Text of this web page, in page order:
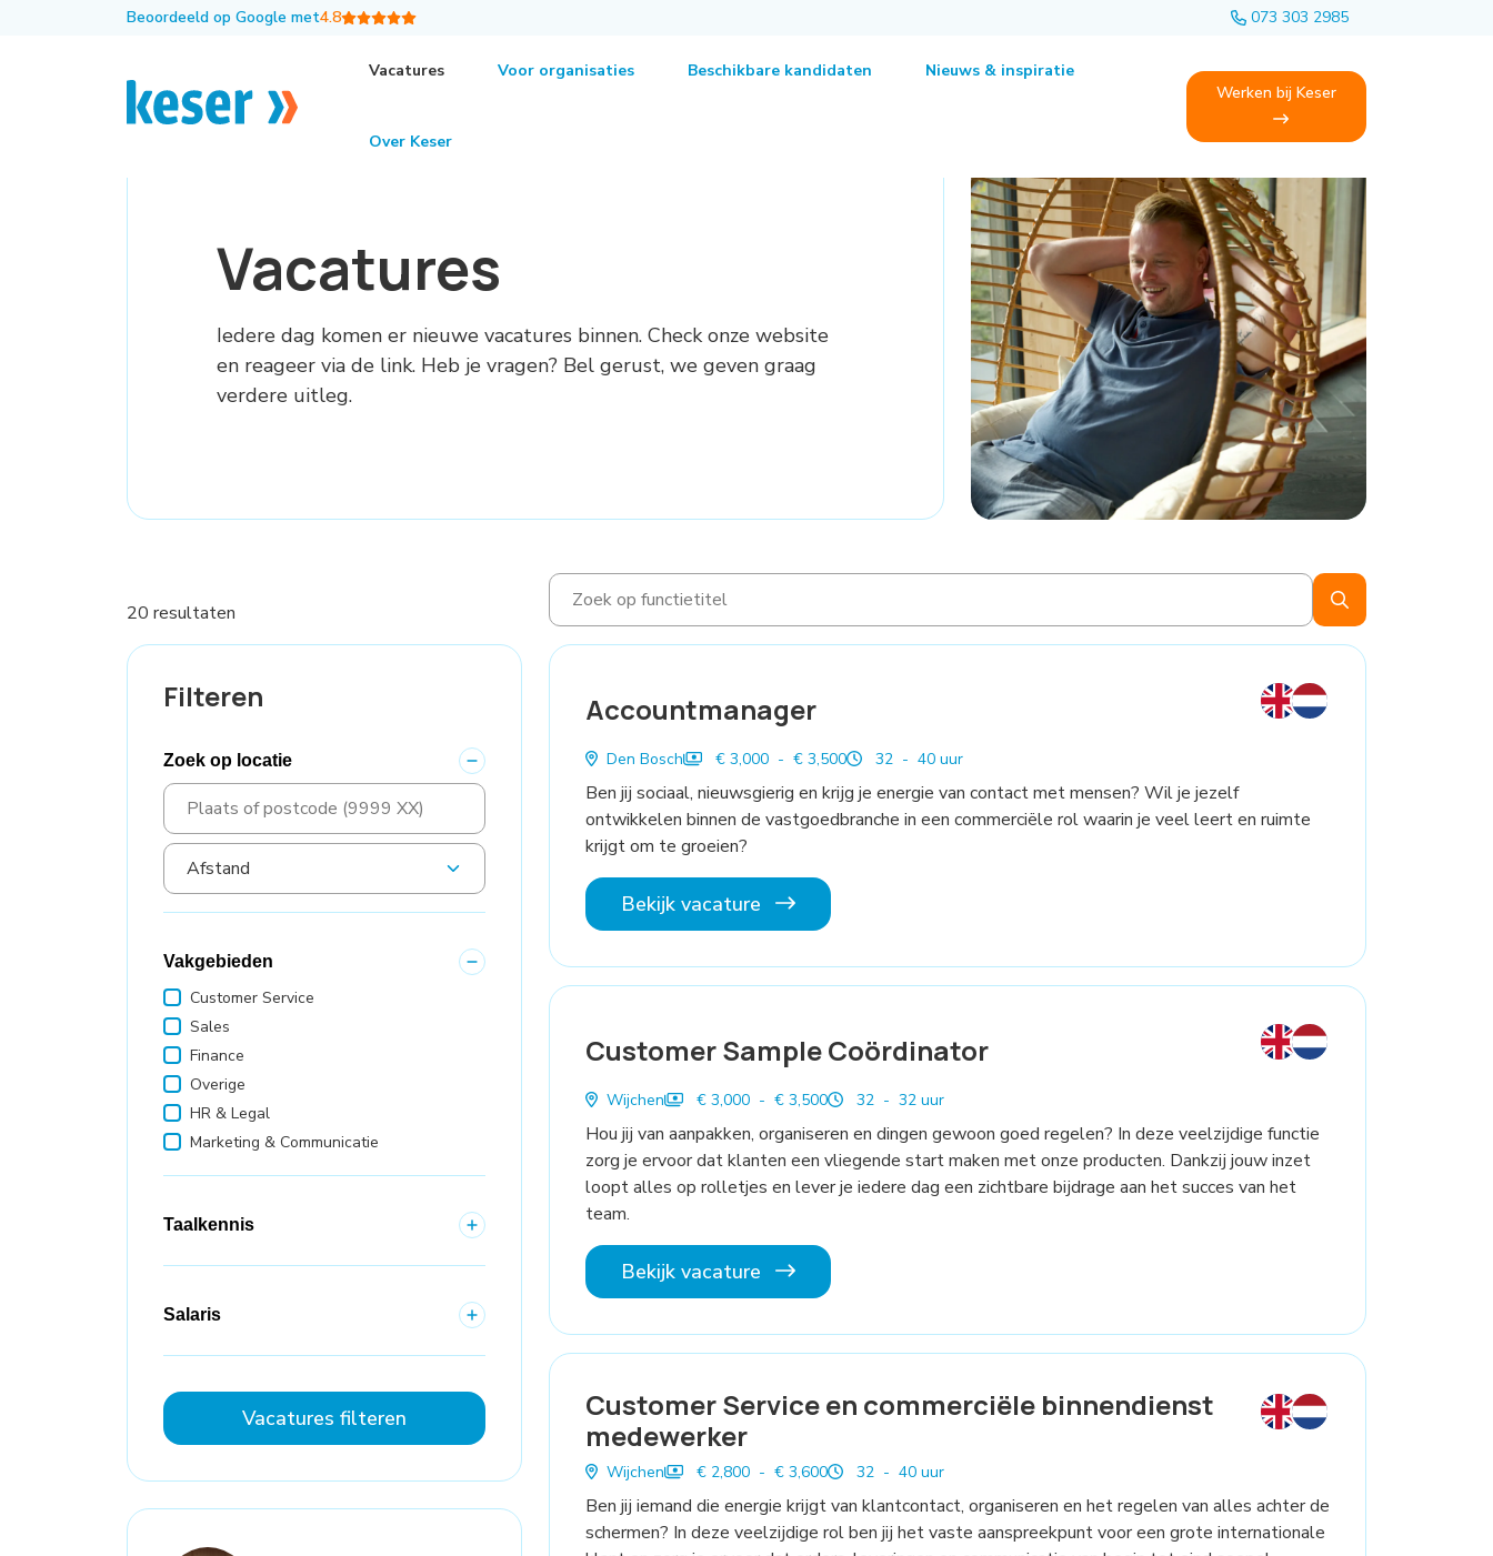
Beoordeeld op Google met4.8 073 303 2985
Vacatures Voor organisaties Beschikbare kandidaten Nieuws & inspiratie
Over Keser
Werken bij Keser
Vacatures
Iedere dag komen er nieuwe vacatures binnen. Check onze website
en reageer via de link. Heb je vragen? Bel gerust, we geven graag
verdere uitleg.
20 resultaten
Filteren
Zoek op locatie
Vakgebieden
Customer Service
Sales
Finance
Overige
HR & Legal
Marketing & Communicatie
Taalkennis
Salaris
Vacatures filteren
Accountmanager
Den Bosch € 3,000 - € 3,500 32 - 40 uur
Ben jij sociaal, nieuwsgierig en krijg je energie van contact met mensen? Wil je jezelf
ontwikkelen binnen de vastgoedbranche in een commerciële rol waarin je veel leert en ruimte
krijgt om te groeien?
Bekijk vacature
Customer Sample Coördinator
Wijchen € 3,000 - € 3,500 32 - 32 uur
Hou jij van aanpakken, organiseren en dingen gewoon goed regelen? In deze veelzijdige functie
zorg je ervoor dat klanten een vliegende start maken met onze producten. Dankzij jouw inzet
loopt alles op rolletjes en lever je iedere dag een zichtbare bijdrage aan het succes van het
team.
Bekijk vacature
Customer Service en commerciële binnendienst
medewerker
Wijchen € 2,800 - € 3,600 32 - 40 uur
Ben jij iemand die energie krijgt van klantcontact, organiseren en het regelen van alles achter de
schermen? In deze veelzijdige rol ben jij het vaste aanspreekpunt voor een grote internationale